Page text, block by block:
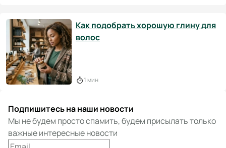
Как подобрать хорошую глину для
волос
1 мин
Подпишитесь на наши новости
Мы не будем просто спамить, будем присылать только
важные интересные новости